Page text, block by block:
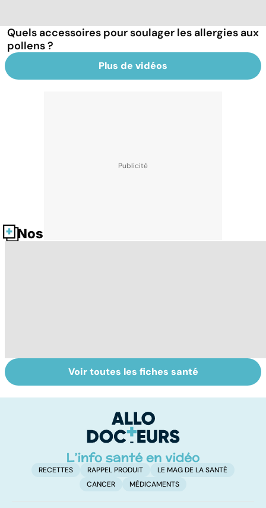
Quels accessoires pour soulager les allergies aux
pollens ?
Plus de vidéos
Nos fiches santé
Conjonctivite,
kératite, uvéite :
Faites un pied de
nez à la rhinite
Voir toutes les fiches santé
RECETTES RAPPEL PRODUIT
LE MAG DE LA SANTÉ
CANCER
MÉDICAMENTS